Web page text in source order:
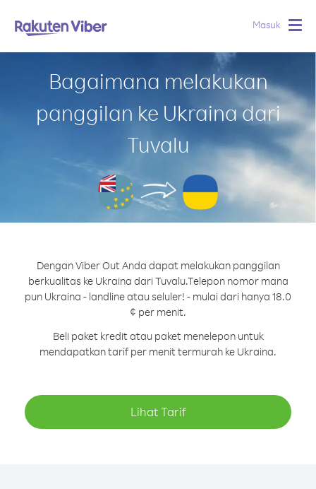
Masuk
Bagaimana melakukan
panggilan ke Ukraina dari
Tuvalu
Dengan Viber Out Anda dapat melakukan panggilan
berkualitas ke Ukraina dari Tuvalu.Telepon nomor mana
pun Ukraina - landline atau seluler! - mulai dari hanya 18.0
¢ per menit.
Beli paket kredit atau paket menelepon untuk
mendapatkan tarif per menit termurah ke Ukraina.
Lihat Tarif